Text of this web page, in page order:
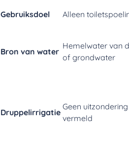
Gebruiksdoel
Alleen
Bron van water
Hemelwater van
of grondwater
Druppelirrigatie
Geen uitzondering
vermeld